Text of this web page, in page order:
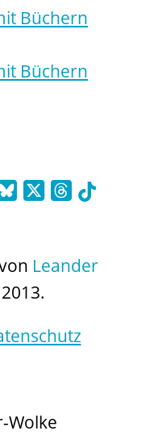
Leander
Wolke